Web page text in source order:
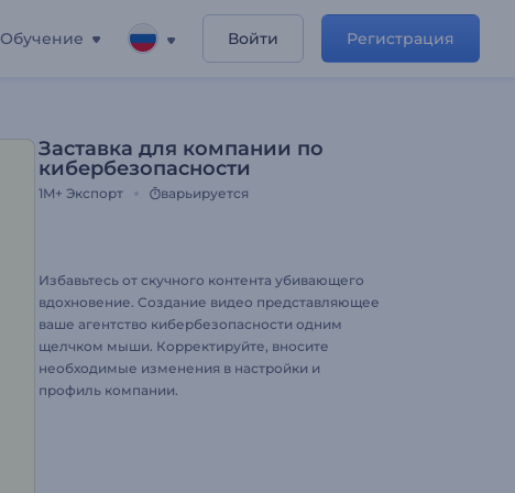
Обучение Войти Регистрация
Заставка для компании по
кибербезопасности
1M+ Экспорт варьируется
Избавьтесь от скучного контента убивающего
вдохновение. Создание видео представляющее
ваше агентство кибербезопасности одним
щелчком мыши. Корректируйте, вносите
необходимые изменения в настройки и
профиль компании.